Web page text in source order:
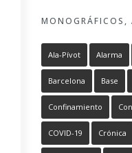
MONOGRÁFICOS,
Ala-Pívot Alarma
Barcelona Base
Confinamiento
COVID-19 Crónica